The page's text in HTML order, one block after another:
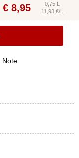
€ 8,95
0,75 L
11,93 €/L